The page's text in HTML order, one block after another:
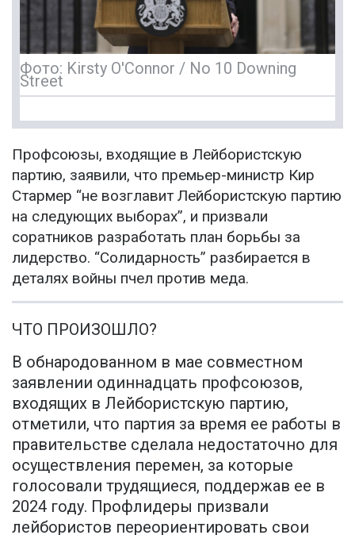
Фото: Kirsty O'Connor / No 10 Downing
Street
Профсоюзы, входящие в Лейбористскую
партию, заявили, что премьер-министр Кир
Стармер “не возглавит Лейбористскую партию
на следующих выборах”, и призвали
соратников разработать план борьбы за
лидерство. “Солидарность” разбирается в
деталях войны пчел против меда.
ЧТО ПРОИЗОШЛО?
В обнародованном в мае совместном
заявлении одиннадцать профсоюзов,
входящих в Лейбористскую партию,
отметили, что партия за время ее работы в
правительстве сделала недостаточно для
осуществления перемен, за которые
голосовали трудящиеся, поддержав ее в
2024 году. Профлидеры призвали
лейбористов переориентировать свои